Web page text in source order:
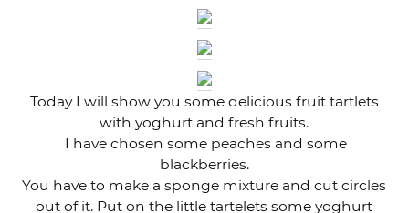
Today I will show you some delicious fruit tartlets
with yoghurt and fresh fruits.
I have chosen some peaches and some
blackberries.
You have to make a sponge mixture and cut circles
out of it. Put on the little tartelets some yoghurt